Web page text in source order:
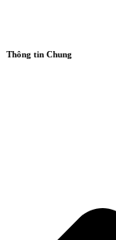
Thông tin Chung